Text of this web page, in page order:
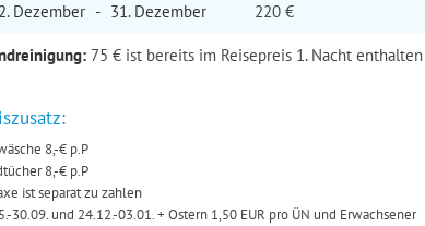
Dezember - 31. Dezember 220 €
75 € ist bereits im Reisepreis 1. Nacht enthalten
8,-€ p.P
8,-€ p.P
ist separat zu zahlen
30.09. und 24.12.-03.01. + Ostern 1,50 EUR pro ÜN und Erwachsener